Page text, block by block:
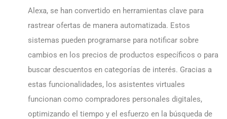
Alexa, se han convertido en herramientas clave para
rastrear ofertas de manera automatizada. Estos
sistemas pueden programarse para notificar sobre
cambios en los precios de productos específicos o para
buscar descuentos en categorías de interés. Gracias a
estas funcionalidades, los asistentes virtuales
funcionan como compradores personales digitales,
optimizando el tiempo y el esfuerzo en la búsqueda de